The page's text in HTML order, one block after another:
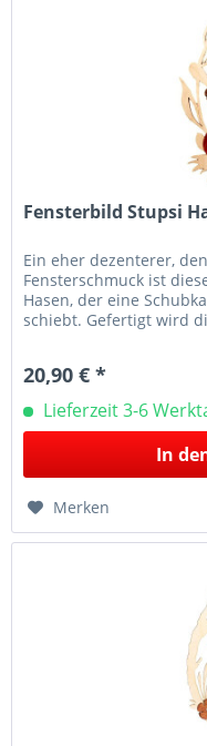
Fensterbild Stupsi
Ein eher dezenterer,
Fensterschmuck ist
Hasen, der eine
schiebt. Gefertigt wird
20,90 € *
Lieferzeit 3-6
In
Merken